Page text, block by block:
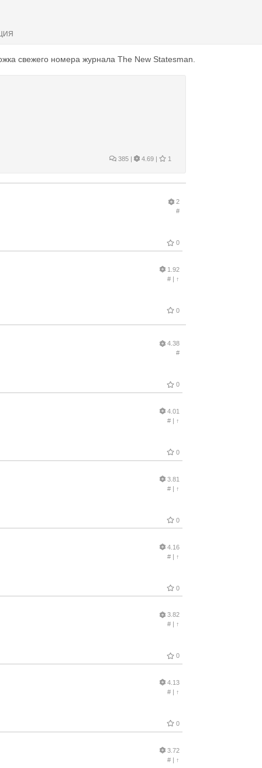
свежего номера журнала The New Statesman.
385 | 4.69 | 1
2
#
0
1.92
#| ↑
0
4.38
#
0
4.01
#| ↑
0
3.81
#| ↑
0
4.16
#| ↑
0
3.82
#| ↑
0
4.13
#| ↑
0
3.72
#| ↑